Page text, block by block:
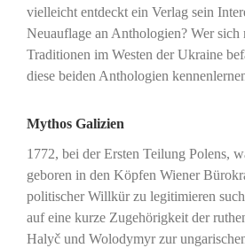
vielleicht entdeckt ein Verlag sein
Neuauflage an Anthologien? Wer
Traditionen im Westen der Ukraine
diese beiden Anthologien
Mythos Galizien
1772, bei der Ersten Teilung Polens,
geboren in den Köpfen Wiener
politischer Willkür zu legitimieren
auf eine kurze Zugehörigkeit der
Halyč und Wolodymyr zur